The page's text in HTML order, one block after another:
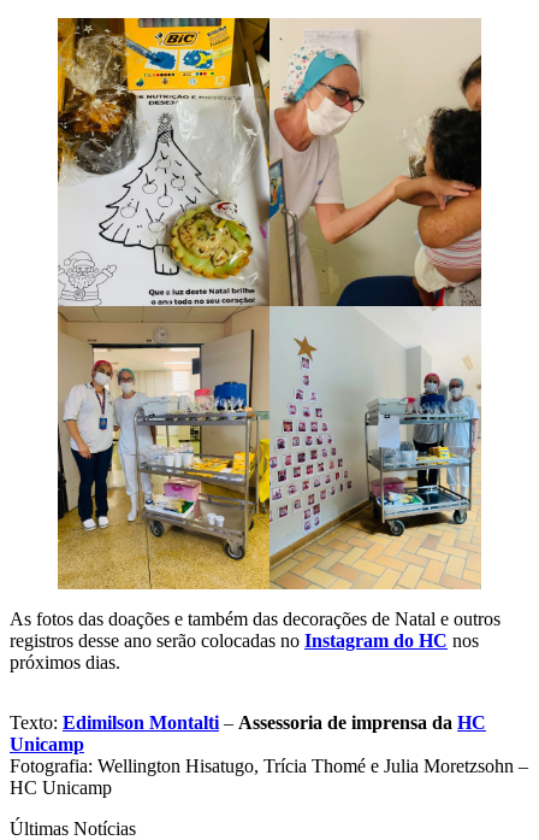
As fotos das doações e também das decorações de Natal e outros
registros desse ano serão colocadas no Instagram do HC nos
próximos dias.
Texto: Edimilson Montalti – Assessoria de imprensa da HC
Unicamp
Fotografia: Wellington Hisatugo, Trícia Thomé e Julia Moretzsohn –
HC Unicamp
Últimas Notícias